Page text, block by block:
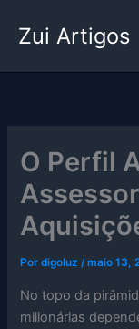
para
conteúdo
Zui Artigos
O Perfil
Pordigoluz/maio 13,
No topo da
milionárias